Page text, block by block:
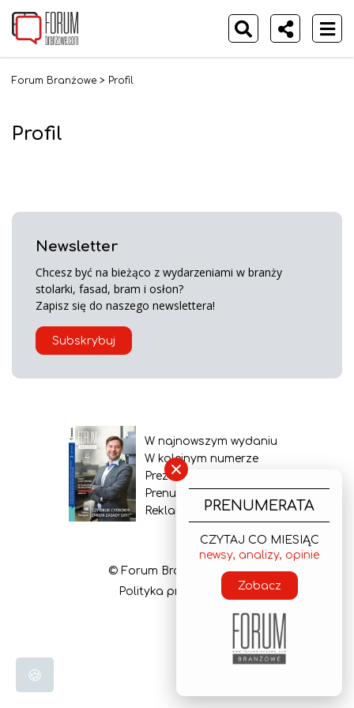
Forum Branżowe > Profil
Profil
Newsletter
Chcesz być na bieżąco z wydarzeniami w branży
stolarki, fasad, bram i osłon?
Zapisz się do naszego newslettera!
Subskrybuj
W najnowszym wydaniu
W kolejnym numerze
Prezentacja gazety
Prenumerata
Reklama
© Forum Branżowe 2026
Polityka prywatności
×
PRENUMERATA
CZYTAJ CO MIESIĄC
newsy, analizy, opinie
Zobacz
🍪